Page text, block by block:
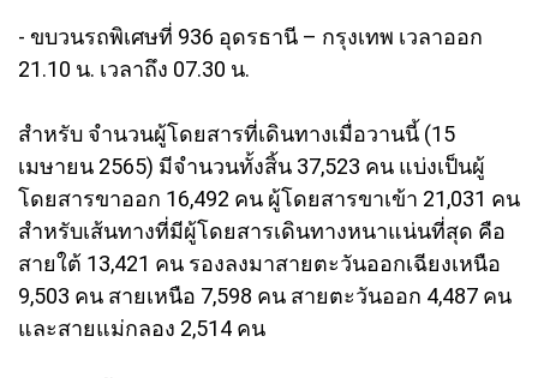
- ขบวนรถพิเศษที่ 936 อุดรธานี – กรุงเทพ เวลาออก
21.10 น. เวลาถึง 07.30 น.
สำหรับ จำนวนผู้โดยสารที่เดินทางเมื่อวานนี้ (15
เมษายน 2565) มีจำนวนทั้งสิ้น 37,523 คน แบ่งเป็นผู้
โดยสารขาออก 16,492 คน ผู้โดยสารขาเข้า 21,031 คน
สำหรับเส้นทางที่มีผู้โดยสารเดินทางหนาแน่นที่สุด คือ
สายใต้ 13,421 คน รองลงมาสายตะวันออกเฉียงเหนือ
9,503 คน สายเหนือ 7,598 คน สายตะวันออก 4,487 คน
และสายแม่กลอง 2,514 คน